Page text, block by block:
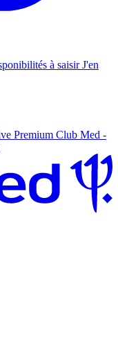
à saisirJ'en
Premium Club Med -